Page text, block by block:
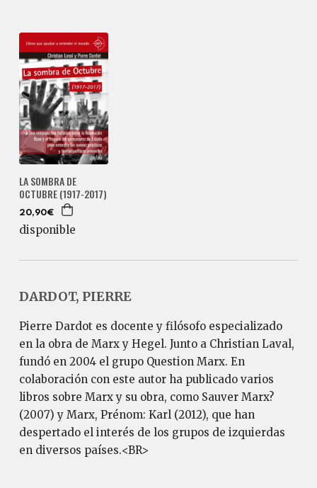
LA SOMBRA DE
OCTUBRE (1917-2017)
20,90€
disponible
DARDOT, PIERRE
Pierre Dardot es docente y filósofo especializado
en la obra de Marx y Hegel. Junto a Christian Laval,
fundó en 2004 el grupo Question Marx. En
colaboración con este autor ha publicado varios
libros sobre Marx y su obra, como Sauver Marx?
(2007) y Marx, Prénom: Karl (2012), que han
despertado el interés de los grupos de izquierdas
en diversos países.<BR>